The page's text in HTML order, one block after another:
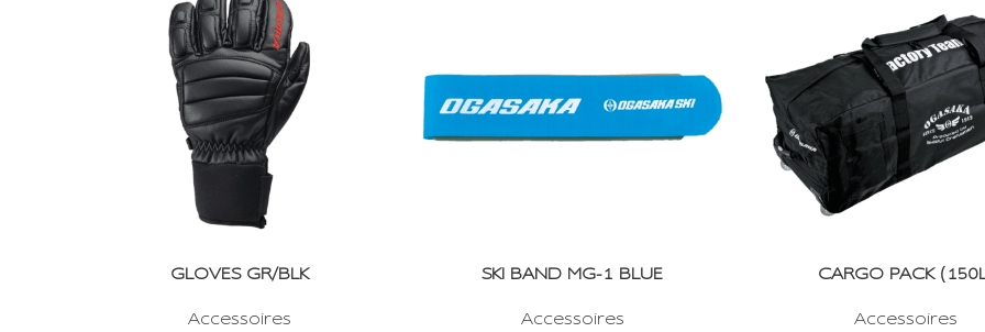
GLOVES GR/BLK
Accessoires
SKI BAND MG-1 BLUE
Accessoires
CARGO PACK
Accessoires